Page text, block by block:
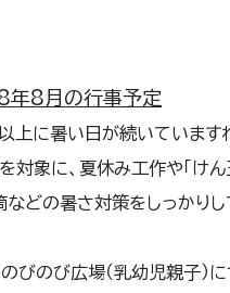
年8月の行事予定
上に暑い日が続いています
象に、夏休み工作や「けん
などの暑さ対策をしっかり
びのび広場（乳幼児親子）に